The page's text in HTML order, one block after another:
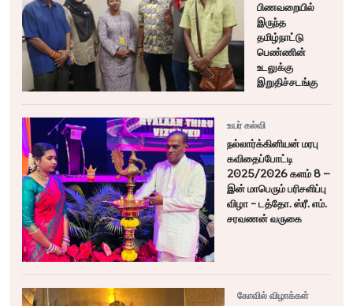
பிணவறையில்
இருந்த
தமிழ்நாட்டு
பெண்ணின்
உடலுக்கு
இறுதிச்சடங்கு
உயர் கல்வி
நல்லார்க்கினியன் மரபு
கவிதைப்போட்டி
2025/2026 களம் 8 –
இன் மாபெரும் பரிசளிப்பு
விழா - டத்தோ. ஸ்ரீ. எம்.
சரவணன் வருகை
கோவில் விழாக்கள்